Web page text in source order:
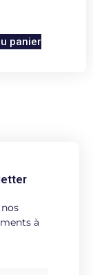
panier
à